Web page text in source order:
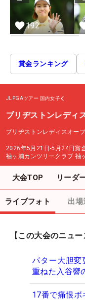
192
賞金ランキング
JLPGAツアー 国内女子
ブリヂストンレディ
ブリヂストンレディスオー
2026年5月21日-5月24日賞
袖ヶ浦カンツリークラブ 袖
大会TOP リーダ
ライブフォト 出場
【この大会のニュー
パター大胆
重ねた入谷響
17番で痛恨